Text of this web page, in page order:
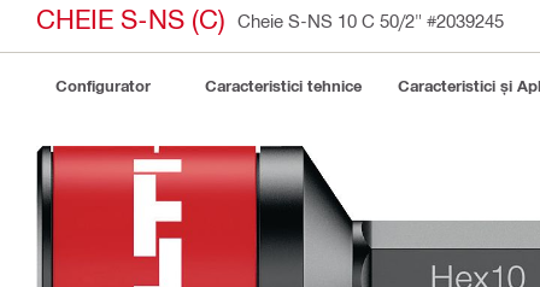
CHEIE S-NS (C) Cheie S-NS 10 C 50/2" #2039245
Configurator Caracteristici tehnice Caracteristici și